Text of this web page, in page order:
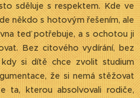
sděluje s respektem. Kde ve
někdo s hotovým řešením, ale
teď potřebuje, a s ochotou ji
Bez citového vydírání, bez
si dítě chce zvolit studium
že si nemá stěžovat
ta, kterou absolvovali rodiče,